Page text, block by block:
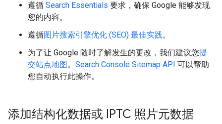
遵循 Search Essentials 要求，确保 Google 能够发现
您的内容。
遵循图片搜索引擎优化 (SEO) 最佳实践。
为了让 Google 随时了解发生的更改，我们建议您提
交站点地图 。 Search Console Sitemap API 可以帮助
您自动执行此操作。
添加结构化数据或 IPTC 照片元数据